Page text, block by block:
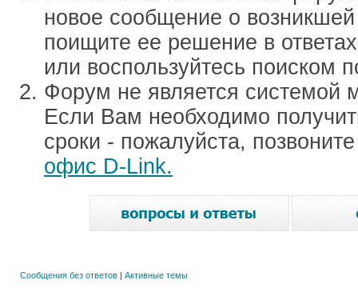
новое сообщение о
поищите ее решение в
или воспользуйтесь поиском
Форум не является системой
Если Вам необходимо
сроки - пожалуйста,
офис D-Link.
Сообщения без ответов | Активные темы